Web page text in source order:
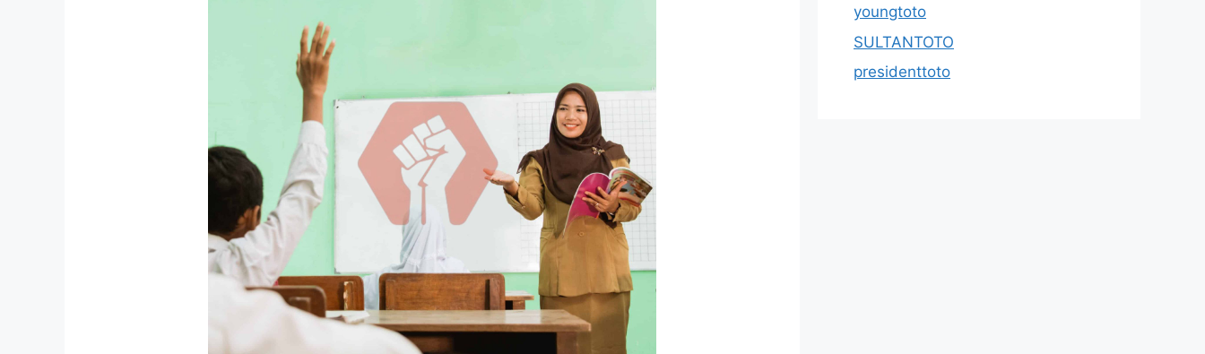
youngtoto
SULTANTOTO
presidenttoto